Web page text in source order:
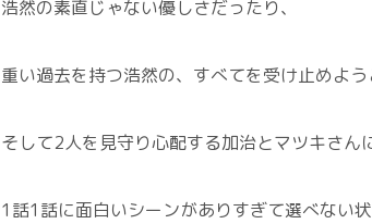
浩然の素直じゃない優しさだったり、
重い過去を持つ浩然の、すべてを受け止めよ
そして2人を見守り心配する加治とマツキさん
1話1話に面白いシーンがありすぎて選べない状